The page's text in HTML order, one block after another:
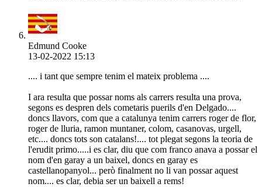
Edmund Cooke
13-02-2022 15:13
.... i tant que sempre tenim el mateix problema ....
I ara resulta que possar noms als carrers resulta una prova,
segons es despren dels cometaris puerils d'en Delgado....
doncs llavors, com que a catalunya tenim carrers roger de flor,
roger de lluria, ramon muntaner, colom, casanovas, urgell,
etc.... doncs tots son catalans!.... tot plegat segons la teoria de
l'erudit primo.....i es clar, diu que com franco anava a possar el
nom d'en garay a un baixel, doncs en garay es
castellanopanyol... però finalment no li van possar aquest
nom.... es clar, debia ser un baixell a rems!